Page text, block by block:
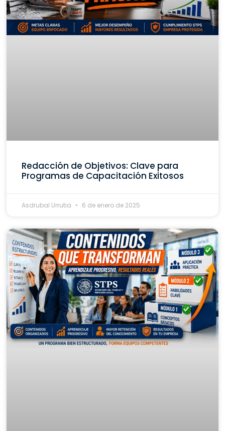
Redacción de Objetivos: Clave para
Programas de Capacitación Exitosos
Asdrubal Urrutia 6 de enero de 2025